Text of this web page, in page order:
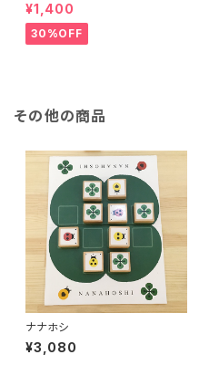
¥1,400
30%OFF
その他の商品
ナナホシ
¥3,080